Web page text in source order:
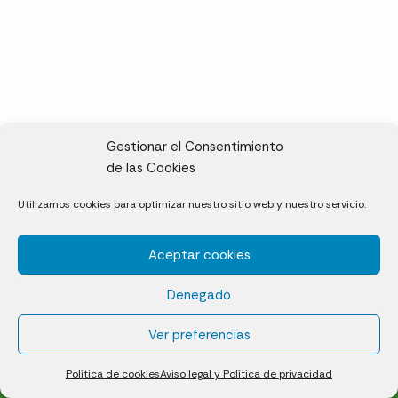
Gestionar el Consentimiento
de las Cookies
Utilizamos cookies para optimizar nuestro sitio web y nuestro servicio.
Aceptar cookies
Denegado
Ver preferencias
Política de cookiesAviso legal y Política de privacidad
Cáceres
Césped natural en tepes
Política de cookies (UE)
Aviso legal y Política de privacidad
¿Quiénes somos?
Contacto